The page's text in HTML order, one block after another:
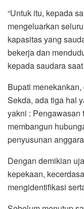
“Untuk itu, kepada
mengeluarkan
kapasitas yang
bekerja dan
kepada saudara
Bupati
Sekda, ada tiga hal
yakni : Pengawasan
membangun
penyusunan
Dengan demikian
kepekaan,
mengidentifikasi